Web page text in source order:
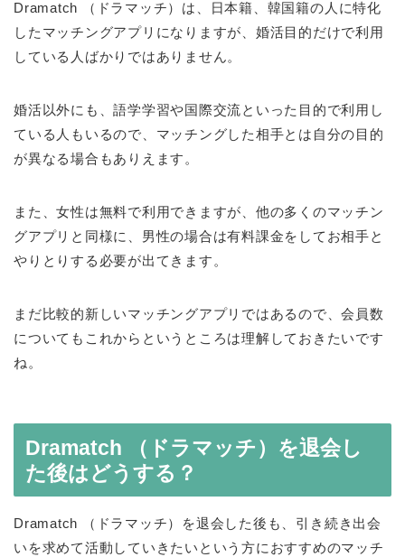
Dramatch （ドラマッチ）は、日本籍、韓国籍の人に特化
したマッチングアプリになりますが、婚活目的だけで利用
している人ばかりではありません。
婚活以外にも、語学学習や国際交流といった目的で利用し
ている人もいるので、マッチングした相手とは自分の目的
が異なる場合もありえます。
また、女性は無料で利用できますが、他の多くのマッチン
グアプリと同様に、男性の場合は有料課金をしてお相手と
やりとりする必要が出てきます。
まだ比較的新しいマッチングアプリではあるので、会員数
についてもこれからというところは理解しておきたいです
ね。
Dramatch （ドラマッチ）を退会し
た後はどうする？
Dramatch （ドラマッチ）を退会した後も、引き続き出会
いを求めて活動していきたいという方におすすめのマッチ